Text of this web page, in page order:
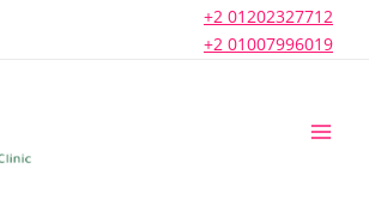
+2 01202327712
+2 01007996019